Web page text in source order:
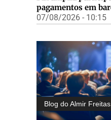
pagamentos em
07/08/2026 - 10:15
Blog do Almir Freitas